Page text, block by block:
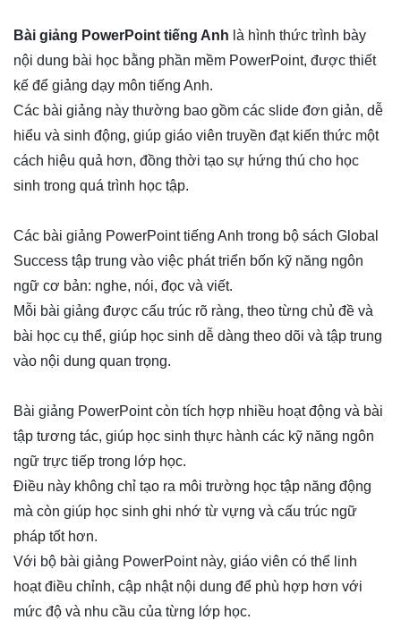
Bài giảng PowerPoint tiếng Anh là hình thức trình bày
nội dung bài học bằng phần mềm PowerPoint, được thiết
kế để giảng dạy môn tiếng Anh.
Các bài giảng này thường bao gồm các slide đơn giản, dễ
hiểu và sinh động, giúp giáo viên truyền đạt kiến thức một
cách hiệu quả hơn, đồng thời tạo sự hứng thú cho học
sinh trong quá trình học tập.
Các bài giảng PowerPoint tiếng Anh trong bộ sách Global
Success tập trung vào việc phát triển bốn kỹ năng ngôn
ngữ cơ bản: nghe, nói, đọc và viết.
Mỗi bài giảng được cấu trúc rõ ràng, theo từng chủ đề và
bài học cụ thể, giúp học sinh dễ dàng theo dõi và tập trung
vào nội dung quan trọng.
Bài giảng PowerPoint còn tích hợp nhiều hoạt động và bài
tập tương tác, giúp học sinh thực hành các kỹ năng ngôn
ngữ trực tiếp trong lớp học.
Điều này không chỉ tạo ra môi trường học tập năng động
mà còn giúp học sinh ghi nhớ từ vựng và cấu trúc ngữ
pháp tốt hơn.
Với bộ bài giảng PowerPoint này, giáo viên có thể linh
hoạt điều chỉnh, cập nhật nội dung để phù hợp hơn với
mức độ và nhu cầu của từng lớp học.